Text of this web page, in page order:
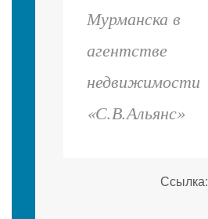
Мурманска в
агентстве
недвижимости
«С.В.Альянс»
Ссылка: